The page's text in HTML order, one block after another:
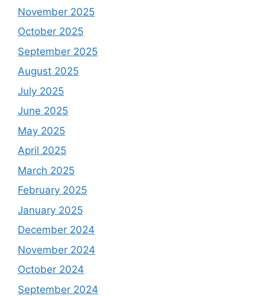
November 2025
October 2025
September 2025
August 2025
July 2025
June 2025
May 2025
April 2025
March 2025
February 2025
January 2025
December 2024
November 2024
October 2024
September 2024